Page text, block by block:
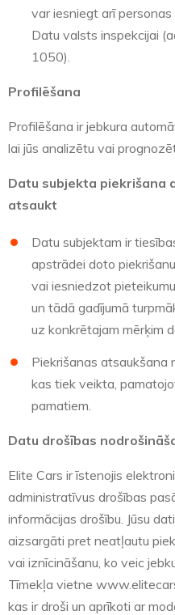
var iesniegt arī
Datu valsts inspekcijai
1050).
Profilēšana
Profilēšana ir jebkura
lai jūs analizētu vai
Datu subjekta piekrišana
atsaukt
Datu subjektam ir
apstrādei doto
vai iesniedzot
un tādā gadījumā
uz konkrētajam mērķim
Piekrišanas atsaukšana
kas tiek veikta,
pamatiem.
Datu drošības
Elite Cars ir īstenojis
administratīvus drošības
informācijas drošību. Jūsu
aizsargāti pret neatļautu
vai iznīcināšanu, ko veic
Tīmekļa vietne
kas ir droši un aprīkoti ar